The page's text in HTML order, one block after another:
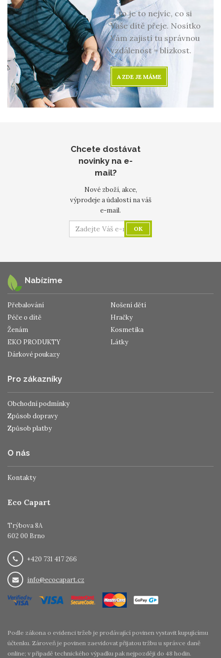
… to je to nejvíc, co si
Vaše dítě přeje. Nosítko
Vám zajistí tu správnou
vzdálenost = blízkost.
A ZDE JE MÁME
Chcete dostávat
novinky na e-
mail?
Nové zboží, akce,
výprodeje a údalosti na váš
e-mail.
OK
Nabízíme
Přebalování
Nošení dětí
Péče o dítě
Hračky
Ženám
Kosmetika
EKO PRODUKTY
Látky
Dárkové poukazy
Pro zákazníky
Obchodní podmínky
Způsob dopravy
Způsob platby
O nás
Kontakty
Eco Capart
Trýbova 8A
602 00 Brno
+420 731 417 266
info@ecocapart.cz
Podle zákona o evidenci tržeb je prodávající povinen vystavit kupujícímu
účtenku. Zároveň je povinen zaevidovat přijatou tržbu u správce daně
online; v případě technického výpadku pak nejpozději do 48 hodin.